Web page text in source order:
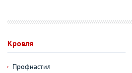
Кровля
Профнастил